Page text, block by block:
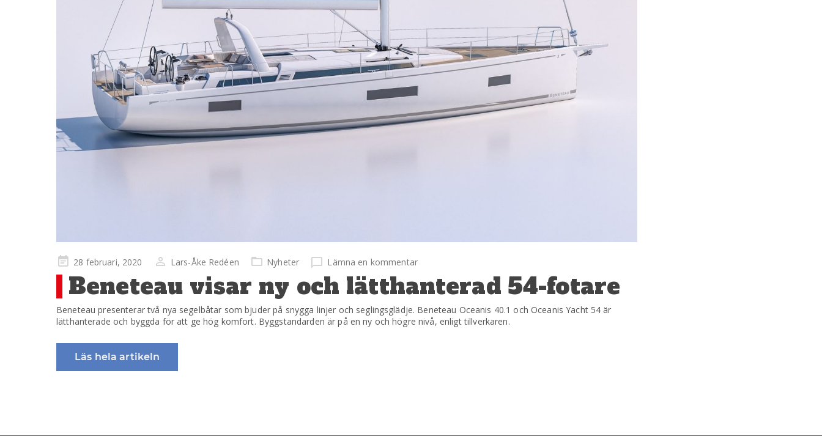
Publicerad
på
28 februari, 2020 Lars-Åke Redéen Nyheter Lämna en kommentar
Beneteau visar ny och lätthanterad 54-fotare
Beneteau presenterar två nya segelbåtar som bjuder på snygga linjer och seglingsglädje. Beneteau Oceanis 40.1 och Oceanis Yacht 54 är
lätthanterade och byggda för att ge hög komfort. Byggstandarden är på en ny och högre nivå, enligt tillverkaren.
Läs hela artikeln